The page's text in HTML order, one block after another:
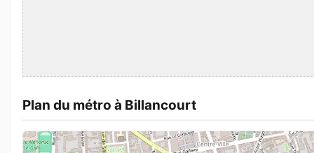
Plan du métro à Billancourt